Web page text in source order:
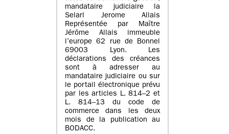
mandataire judiciaire la
Selarl Jerome Allais
Représentée par Maître
Jérôme Allais immeuble
l’europe 62 rue de Bonnel
69003 Lyon. Les
déclarations des créances
sont à adresser au
mandataire judiciaire ou sur
le portail électronique prévu
par les articles L. 814–2 et
L. 814–13 du code de
commerce dans les deux
mois de la publication au
BODACC.